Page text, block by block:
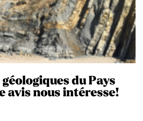
du Pays
avis nous intéresse!